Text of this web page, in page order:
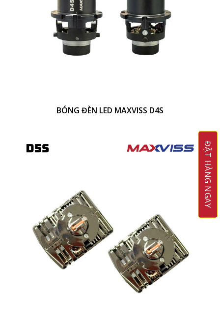
BÓNG ĐÈN LED MAXVISS D4S
ĐẶT HÀNG NGAY